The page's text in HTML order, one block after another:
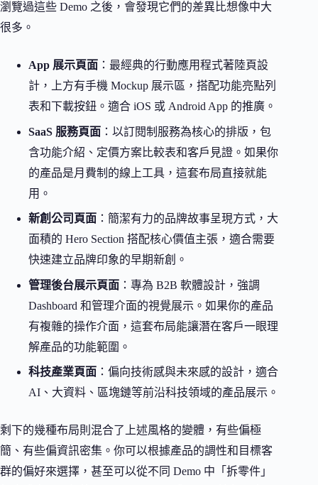
瀏覽過這些 Demo 之後，會發現它們的差異比想像中大
很多。
App 展示頁面 ：最經典的行動應用程式著陸頁設
計，上方有手機 Mockup 展示區，搭配功能亮點列
表和下載按鈕。適合 iOS 或 Android App 的推廣。
SaaS 服務頁面 ：以訂閱制服務為核心的排版，包
含功能介紹、定價方案比較表和客戶見證。如果你
的產品是月費制的線上工具，這套布局直接就能
用。
新創公司頁面 ：簡潔有力的品牌故事呈現方式，大
面積的 Hero Section 搭配核心價值主張，適合需要
快速建立品牌印象的早期新創。
管理後台展示頁面 ：專為 B2B 軟體設計，強調
Dashboard 和管理介面的視覺展示。如果你的產品
有複雜的操作介面，這套布局能讓潛在客戶一眼理
解產品的功能範圍。
科技產業頁面 ：偏向技術感與未來感的設計，適合
AI、大資料、區塊鏈等前沿科技領域的產品展示。
剩下的幾種布局則混合了上述風格的變體，有些偏極
簡、有些偏資訊密集。你可以根據產品的調性和目標客
群的偏好來選擇，甚至可以從不同 Demo 中「拆零件」